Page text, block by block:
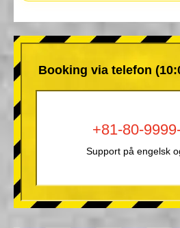
Booking via telefon
+81-80-
Support på engelsk